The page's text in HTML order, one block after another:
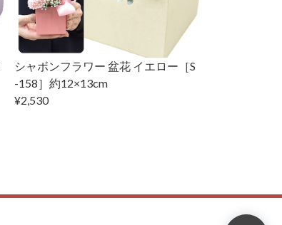
シャボンフラワー 盆花 イエロー［S
-158］約12×13cm
¥2,530